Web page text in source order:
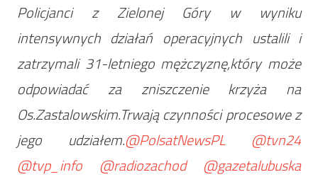
Policjanci z Zielonej Góry w wyniku
intensywnych działań operacyjnych ustalili i
zatrzymali 31-letniego mężczyznę,który może
odpowiadać za zniszczenie krzyża na
Os.Zastalowskim.Trwają czynności procesowe z
jego udziałem.@PolsatNewsPL
@tvn24
@tvp_info
@radiozachod
@gazetalubuska